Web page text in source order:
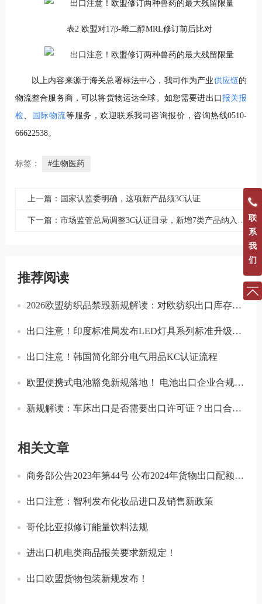
表2 欧盟对17β-雌二醇MRL修订前后比对
以上内容来源于海关总署标法中心，我司作为产业供应链的
物流整合服务商，可以将货物运达全球。如您需要进出口 报关报
检、 国际物流等服务，欢迎联系我司咨询报价，咨询热线0510-
66622538。
标签： #生物医药
上一篇：国家认监委明确，这项新产品须3C认证
下一篇：市场监管总局调整3C认证目录，新增7类产品纳入认证范围
推荐阅读
2026欧盟纺织品禁毁新规解读：对欧纺织出口库存合规与溯源指南
出口注意！印度标准局发布LED灯具系列标准升级实施指南
出口注意！韩国简化部分电气用品KC认证流程
欧盟便携式电池豁免新规落地！ 电池出口企业合规要点解读
新规解读：车床出口是否需要出口许可证？出口合规注意事项
相关文章
商务部公告2023年第44号 公布2024年货物出口配额总量
出口注意：智利发布化妆品进口及销售新政策
哥伦比亚拟修订能量饮料法规
进出口机电类商品报关要求新规定！
出口欧盟货物包装新规发布！
联
系
我
们